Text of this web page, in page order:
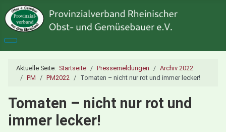
Aktuelle Seite: Startseite Pressemeldungen
Archiv 2022
PM
PM2022 Tomaten – nicht nur rot und immer lecker!
Tomaten – nicht nur rot und
immer lecker!